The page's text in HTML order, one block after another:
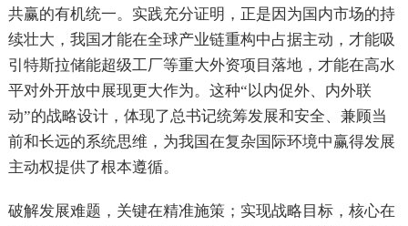
共赢的有机统一。实践充分证明，正是因为国内市场的持
续壮大，我国才能在全球产业链重构中占据主动，才能吸
引特斯拉储能超级工厂等重大外资项目落地，才能在高水
平对外开放中展现更大作为。这种“以内促外、内外联
动”的战略设计，体现了总书记统筹发展和安全、兼顾当
前和长远的系统思维，为我国在复杂国际环境中赢得发展
主动权提供了根本遵循。
破解发展难题，关键在精准施策；实现战略目标，核心在